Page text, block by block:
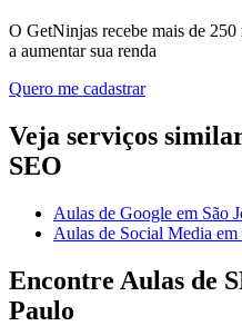
O GetNinjas recebe mais de
a aumentar sua renda
Quero me cadastrar
Veja serviços
SEO
Aulas de Google em São
Aulas de Social Media em
Encontre Aulas de
Paulo